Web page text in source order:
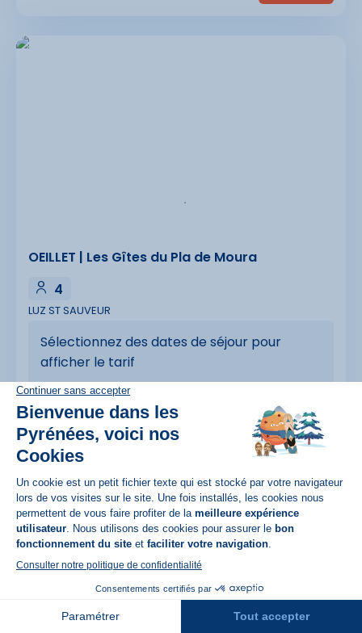
OEILLET | Les Gîtes du Pla de Moura
4
LUZ ST SAUVEUR
Sélectionnez des dates de séjour pour
afficher le tarif